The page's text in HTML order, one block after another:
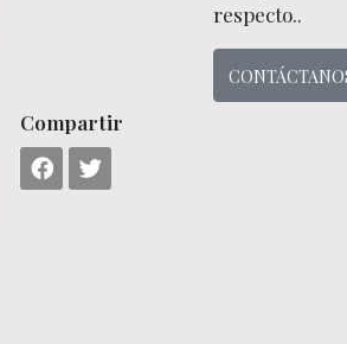
respecto..
Compartir